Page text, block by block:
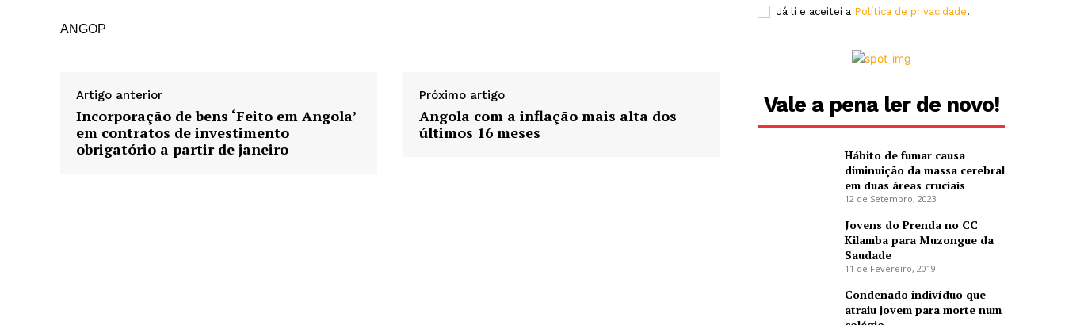
ANGOP
Artigo anterior
Incorporação de bens ‘Feito em Angola’
em contratos de investimento
obrigatório a partir de janeiro
Próximo artigo
Angola com a inflação mais alta dos
últimos 16 meses
Já li e aceitei a Política de privacidade.
Vale a pena ler de novo!
Hábito de fumar causa
diminuição da massa cerebral
em duas áreas cruciais
12 de Setembro, 2023
Jovens do Prenda no CC
Kilamba para Muzongue da
Saudade
11 de Fevereiro, 2019
Condenado indivíduo que
atraiu jovem para morte num